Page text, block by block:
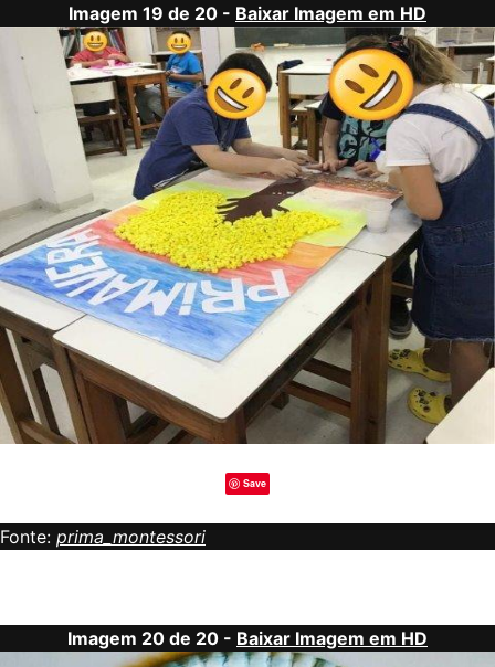
Imagem 19 de 20 - Baixar Imagem em HD
Save
Fonte: prima_montessori
Imagem 20 de 20 - Baixar Imagem em HD